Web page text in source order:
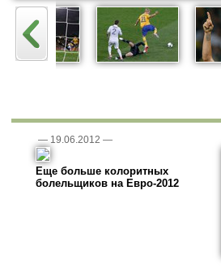
— 19.06.2012 —
Еще больше колоритных
болельщиков на Евро-2012